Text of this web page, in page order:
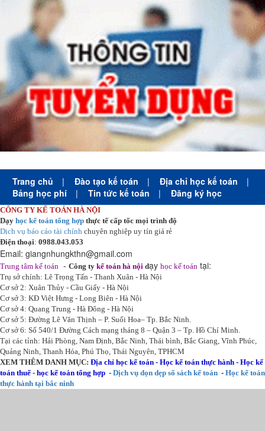
Trang chủ | Đào tạo kế toán | Địa chỉ học kế toán
|
Bảng học phí
| Tin tức kế toán | Đăng ký học
CÔNG TY KẾ TOÁN HÀ NỘI
Dạy học kế toán tổng hợp thực tế cấp tốc mọi trình độ
Dịch vụ báo cáo tài chính chuyên nghiệp uy tín giá rẻ
Điện thoại: 0988.043.053
Email: giangnhungkthn@gmail.com
Trung tâm kế toán - Công ty kế toán hà nội dạy học kế toán tại:
Trụ sở chính: Lê Trọng Tấn - Thanh Xuân - Hà Nội
Cơ sở 2: Xuân Thủy - Cầu Giấy - Hà Nội
Cơ sở 3: KĐ Việt Hưng - Long Biên - Hà Nội
Cơ sở 4: Quang Trung - Hà Đông - Hà Nội
Cơ sở 5: Đường Lê Văn Thịnh – P. Suối Hoa– Tp. Bắc Ninh.
Cơ sở 6: Số 540/1 Đường Cách mạng tháng 8 – Quận 3 – Tp. Hồ Chí Minh.
Tại các tỉnh: Hải Phòng, Nam Định, Bắc Ninh, Thái bình, Bắc Giang, Vĩnh Phúc,
Quảng Ninh, Thanh Hóa, Phú Thọ, Thái Nguyên, TPHCM
XEM THÊM DANH MỤC: Địa chỉ học kế toán - Học kế toán thực hành - Học kế
toán thuế- học kế toán tổng hợp - Dịch vụ dọn dẹp sổ sách kế toán - Học kế toán
thực hành tại bắc ninh